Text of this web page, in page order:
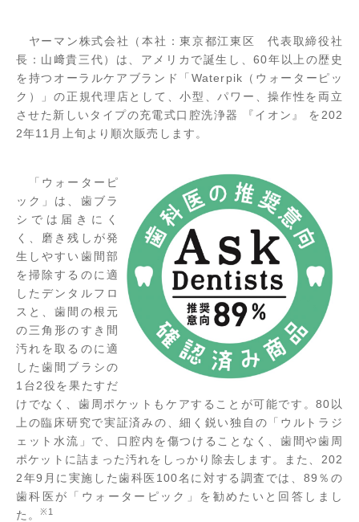
ヤーマン株式会社（本社：東京都江東区 代表取締役社
長：山﨑貴三代）は、アメリカで誕生し、60年以上の歴史
を持つオーラルケアブランド「Waterpik（ウォーターピッ
ク）」の正規代理店として、小型、パワー、操作性を両立
させた新しいタイプの充電式口腔洗浄器 『イオン』 を202
2年11月上旬より順次販売します。
「ウォーターピ
ック」は、歯ブラ
シでは届きにく
く、磨き残しが発
生しやすい歯間部
を掃除するのに適
したデンタルフロ
スと、歯間の根元
の三角形のすき間
汚れを取るのに適
した歯間ブラシの
1台2役を果たすだ
けでなく、歯周ポケットもケアすることが可能です。80以
上の臨床研究で実証済みの、細く鋭い独自の「ウルトラジ
ェット水流」で、口腔内を傷つけることなく、歯間や歯周
ポケットに詰まった汚れをしっかり除去します。また、202
2年9月に実施した歯科医100名に対する調査では、89％の
歯科医が「ウォーターピック」を勧めたいと回答しまし
た。※1